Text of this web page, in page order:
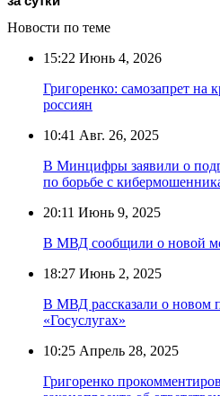
Новости по теме
15:22 Июнь 4, 2026
Григоренко: самозапрет
россиян
10:41 Авг. 26, 2025
В Минцифры заявили о
по борьбе с
20:11 Июнь 9, 2025
В МВД сообщили о новой
18:27 Июнь 2, 2025
В МВД рассказали о новом
«Госуслугах»
10:25 Апрель 28, 2025
Григоренко